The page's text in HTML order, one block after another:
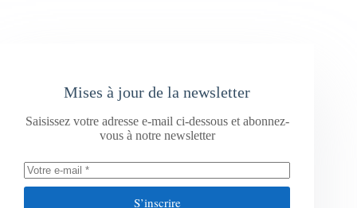
Mises à jour de la newsletter
Saisissez votre adresse e-mail ci-dessous et abonnez-
vous à notre newsletter
S’inscrire